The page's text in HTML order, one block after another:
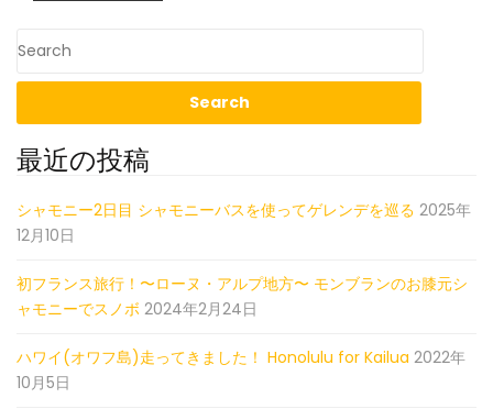
最近の投稿
シャモニー2日目 シャモニーバスを使ってゲレンデを巡る 2025年
12月10日
初フランス旅行！〜ローヌ・アルプ地方〜 モンブランのお膝元シ
ャモニーでスノボ 2024年2月24日
ハワイ(オワフ島)走ってきました！ Honolulu for Kailua 2022年
10月5日